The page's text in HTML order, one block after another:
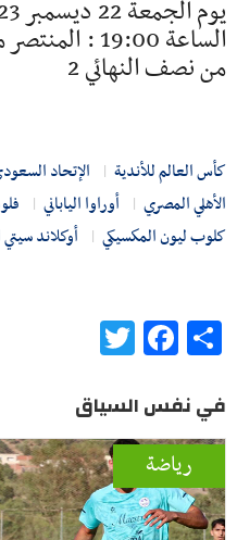
يوم الجمعة 22 ديسمبر 2023 :
من نصف النهائي 2
كأس العالم للأندية الإتحاد
الأهلي المصري
أوراوا الياباني
كلوب ليون المكسيكي
أوكلاند
Share
Facebook
في نفس السياق
رياضة